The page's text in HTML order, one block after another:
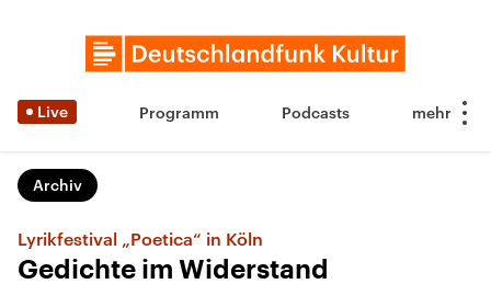
Live Programm Podcasts
Archiv
Lyrikfestival „Poetica“ in Köln
Gedichte im Widerstand